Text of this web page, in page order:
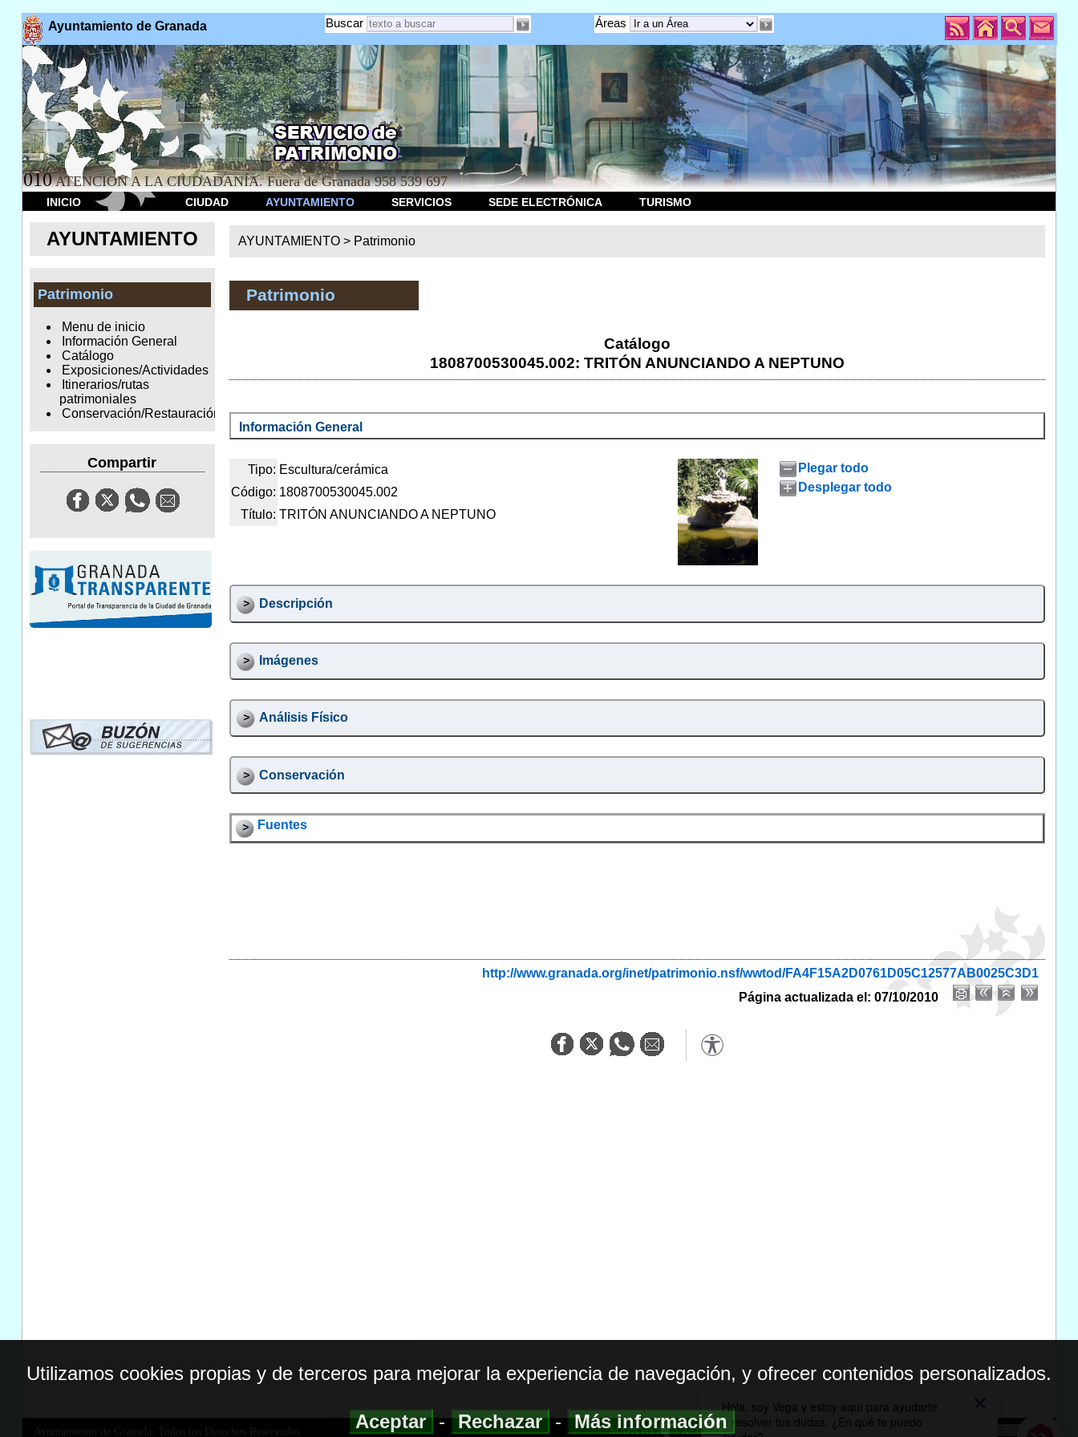
Ayuntamiento de Granada Áreas
Buscar
010 ATENCION A LA CIUDADANÍA. Fuera de Granada 958 539 697
INICIO CIUDAD AYUNTAMIENTO SERVICIOS SEDE ELECTRÓNICA TURISMO
AYUNTAMIENTO
Patrimonio
Menu de inicio
Información General
Catálogo
Exposiciones/Actividades
Itinerarios/rutas
patrimoniales
Conservación/Restauración
Compartir
AYUNTAMIENTO > Patrimonio
Patrimonio
Catálogo
1808700530045.002: TRITÓN ANUNCIANDO A NEPTUNO
Información General
Tipo: Escultura/cerámica
Código: 1808700530045.002
Título: TRITÓN ANUNCIANDO A NEPTUNO
Plegar todo
Desplegar todo
Descripción
Imágenes
Análisis Físico
Conservación
Fuentes
http://www.granada.org/inet/patrimonio.nsf/wwtod/FA4F15A2D0761D05C12577AB0025C3D1
Página actualizada el: 07/10/2010
Ayuntamiento de Granada. Todos los Derechos Reservados. MAPA WEB|ACCESIBILIDAD
Utilizamos cookies propias y de terceros para mejorar la experiencia de navegación, y ofrecer contenidos personalizados.
Aceptar-Rechazar-Más información